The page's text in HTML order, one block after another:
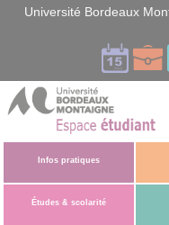
Université Bordeaux
Infos pratiques
Études & scolarité
Gestion des cookies